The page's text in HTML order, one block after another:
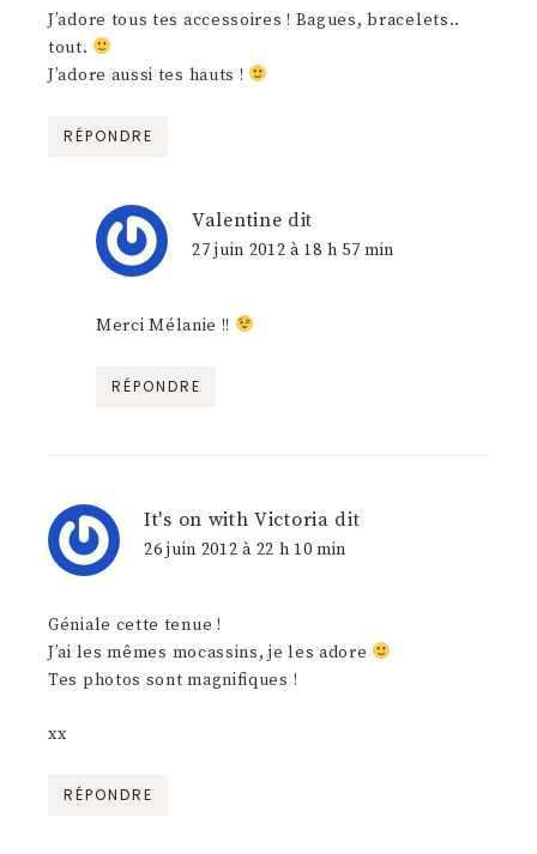
J’adore tous tes accessoires ! Bagues, bracelets..
tout.
J’adore aussi tes hauts !
RÉPONDRE
Valentine dit
27 juin 2012 à 18 h 57 min
Merci Mélanie !!
RÉPONDRE
It's on with Victoria dit
26 juin 2012 à 22 h 10 min
Géniale cette tenue !
J’ai les mêmes mocassins, je les adore
Tes photos sont magnifiques !
xx
RÉPONDRE